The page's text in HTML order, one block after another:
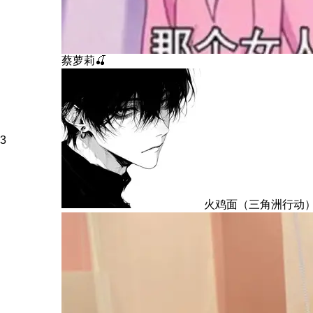
蔡萝莉🍒
3
火鸡面（三角洲行动